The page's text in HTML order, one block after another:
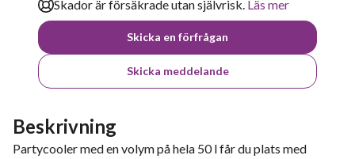
Skador är försäkrade utan självrisk. Läs mer
Skicka en förfrågan
Skicka meddelande
Beskrivning
Partycooler med en volym på hela 50 l får du plats med